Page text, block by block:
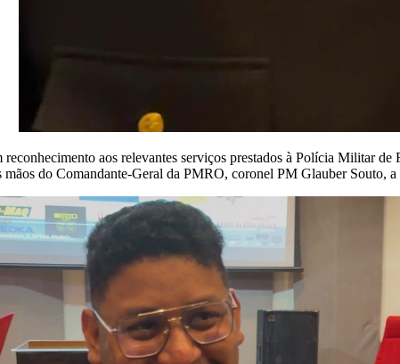
reconhecimento aos relevantes serviços prestados à Polícia Militar
mãos do Comandante-Geral da PMRO, coronel PM Glauber Souto,